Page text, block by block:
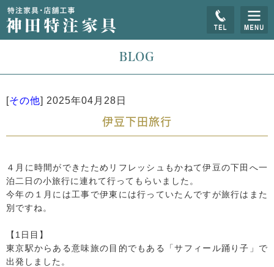
BLOG
[その他] 2025年04月28日
伊豆下田旅行
４月に時間ができたためリフレッシュもかねて伊豆の下田へ一
泊二日の小旅行に連れて行ってもらいました。
今年の１月には工事で伊東には行っていたんですが旅行はまた
別ですね。
【1日目】
東京駅からある意味旅の目的でもある「サフィール踊り子」で
出発しました。